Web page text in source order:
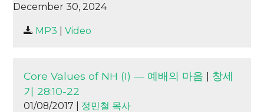
SHARE
LINK
December 30, 2024
MP3 Video
Core Values of NH (I) — 예배의 마음 | 창세
기 28:10-22
01/08/2017 | 정민철 목사